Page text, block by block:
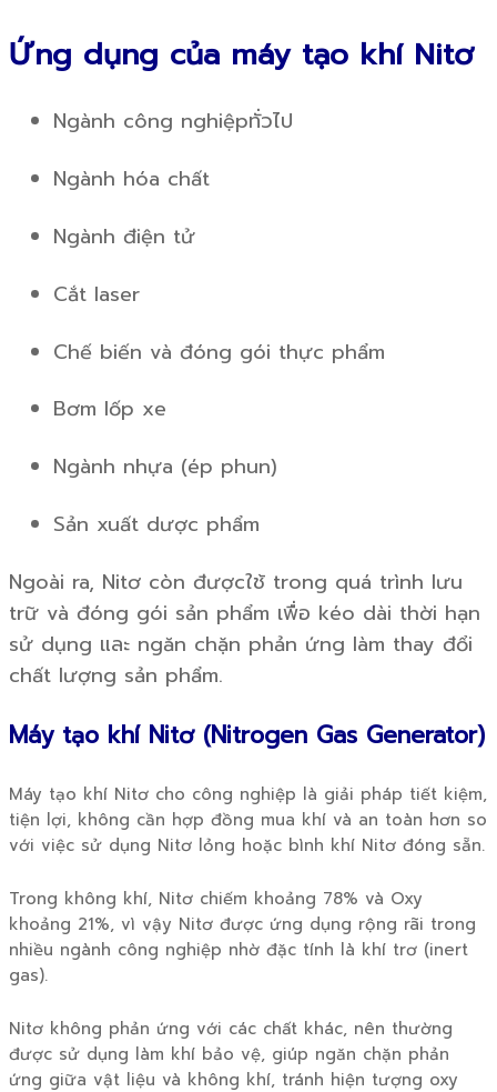
Ứng dụng của máy tạo khí Nitơ
Ngành công nghiệpทั่วไป
Ngành hóa chất
Ngành điện tử
Cắt laser
Chế biến và đóng gói thực phẩm
Bơm lốp xe
Ngành nhựa (ép phun)
Sản xuất dược phẩm
Ngoài ra, Nitơ còn đượcใช้ trong quá trình lưu
trữ và đóng gói sản phẩm เพื่อ kéo dài thời hạn
sử dụng และ ngăn chặn phản ứng làm thay đổi
chất lượng sản phẩm.
Máy tạo khí Nitơ (Nitrogen Gas Generator)
Máy tạo khí Nitơ cho công nghiệp là giải pháp tiết kiệm,
tiện lợi, không cần hợp đồng mua khí và an toàn hơn so
với việc sử dụng Nitơ lỏng hoặc bình khí Nitơ đóng sẵn.
Trong không khí, Nitơ chiếm khoảng 78% và Oxy
khoảng 21%, vì vậy Nitơ được ứng dụng rộng rãi trong
nhiều ngành công nghiệp nhờ đặc tính là khí trơ (inert
gas).
Nitơ không phản ứng với các chất khác, nên thường
được sử dụng làm khí bảo vệ, giúp ngăn chặn phản
ứng giữa vật liệu và không khí, tránh hiện tượng oxy